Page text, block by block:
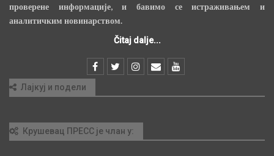
проверене информације, и бавимо се истраживањем и
аналитичким новинарством.
Čitaj dalje...
Лајкуј и подели
Крушевац ПРЕСС је члан у: